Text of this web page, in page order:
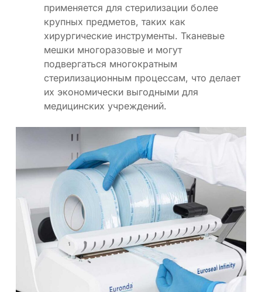
применяется для стерилизации более
крупных предметов, таких как
хирургические инструменты. Тканевые
мешки многоразовые и могут
подвергаться многократным
стерилизационным процессам, что делает
их экономически выгодными для
медицинских учреждений.